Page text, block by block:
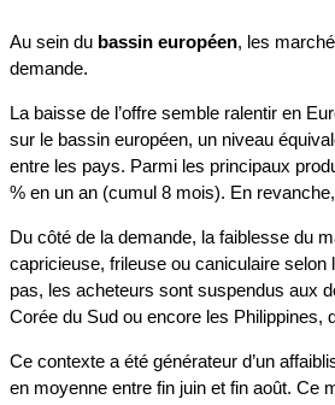
Au sein du bassin européen, les
demande.
La baisse de l’offre semble ralentir en
sur le bassin européen, un niveau
entre les pays. Parmi les principaux
% en un an (cumul 8 mois). En
Du côté de la demande, la faiblesse du
capricieuse, frileuse ou caniculaire
pas, les acheteurs sont suspendus aux
Corée du Sud ou encore les Philippines,
Ce contexte a été générateur d’un
en moyenne entre fin juin et fin août. Ce